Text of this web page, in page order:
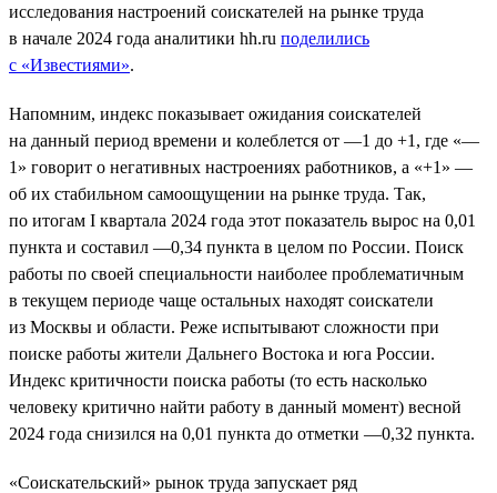
исследования настроений соискателей на рынке труда
в начале 2024 года аналитики hh.ru поделились
с «Известиями».
Напомним, индекс показывает ожидания соискателей
на данный период времени и колеблется от —1 до +1, где «—
1» говорит о негативных настроениях работников, а «+1» —
об их стабильном самоощущении на рынке труда. Так,
по итогам I квартала 2024 года этот показатель вырос на 0,01
пункта и составил —0,34 пункта в целом по России. Поиск
работы по своей специальности наиболее проблематичным
в текущем периоде чаще остальных находят соискатели
из Москвы и области. Реже испытывают сложности при
поиске работы жители Дальнего Востока и юга России.
Индекс критичности поиска работы (то есть насколько
человеку критично найти работу в данный момент) весной
2024 года снизился на 0,01 пункта до отметки —0,32 пункта.
«Соискательский» рынок труда запускает ряд